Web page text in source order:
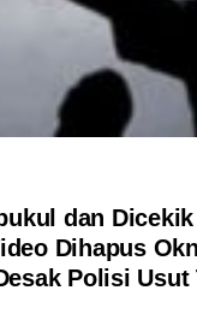
dan
Dihapus
Polisi Usut